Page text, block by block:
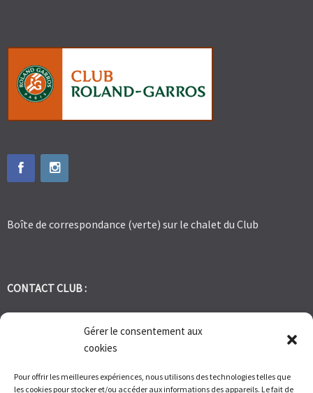
Gérer le consentement aux
cookies
Pour offrir les meilleures expériences, nous utilisons des technologies telles que
les cookies pour stocker et/ou accéder aux informations des appareils. Le fait de
Boîte de correspondance (verte) sur le chalet du Club
CONTACT CLUB :
tennis.club.avignon@orange.fr